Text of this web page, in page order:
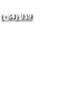
(+84) 939